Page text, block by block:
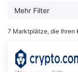
Mehr Filter
7 Marktplätze, die Ihren